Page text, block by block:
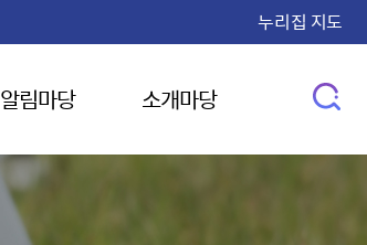
누리집 지도
알림마당 소개마당